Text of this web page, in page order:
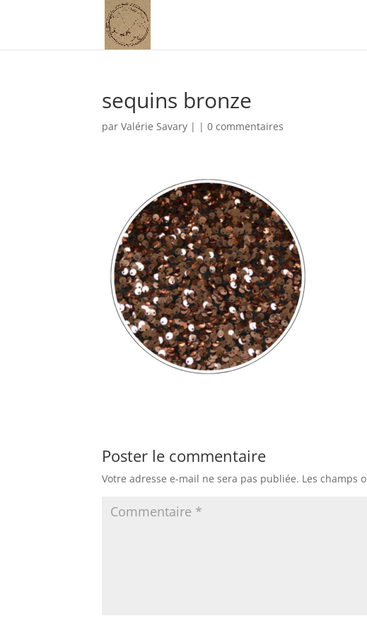
sequins bronze
par Valérie Savary | | 0 commentaires
Poster le commentaire
Votre adresse e-mail ne sera pas publiée. Les champs